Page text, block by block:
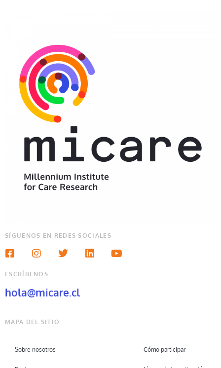
SÍGUENOS EN REDES SOCIALES
ESCRÍBENOS
hola@micare.cl
MAPA DEL SITIO
Sobre nosotros Cómo participar